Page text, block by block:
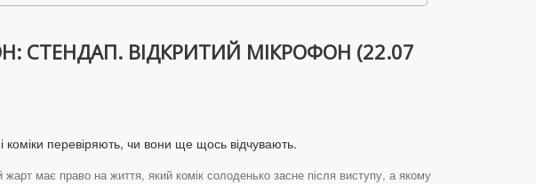
СТЕНДАП. ВІДКРИТИЙ МІКРОФОН (22.07
коміки перевіряють, чи вони ще щось відчувають.
має право на життя, який комік солоденько засне після виступу, а якому